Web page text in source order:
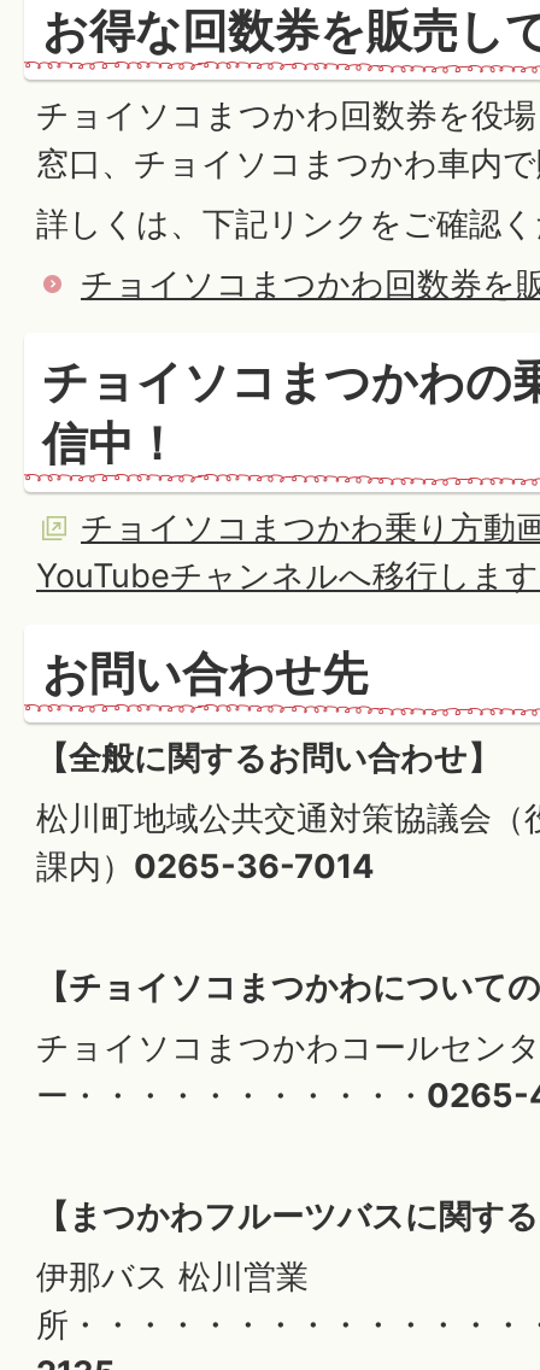
お得な回数券を販売し
チョイソコまつかわ回数券を役
窓口、チョイソコまつかわ車内
詳しくは、下記リンクをご確認
チョイソコまつかわ回数券を
チョイソコまつかわの
信中！
チョイソコまつかわ乗り方動
YouTubeチャンネルへ移行しま
お問い合わせ先
【全般に関するお問い合わせ】
松川町地域公共交通対策協議会
課内） 0265-36-7014
【チョイソコまつかわについて
チョイソコまつかわコールセンタ
ー・・・・・・・・・・・ 0265-
【まつかわフルーツバスに関す
伊那バス 松川営業
所・・・・・・・・・・・・・・